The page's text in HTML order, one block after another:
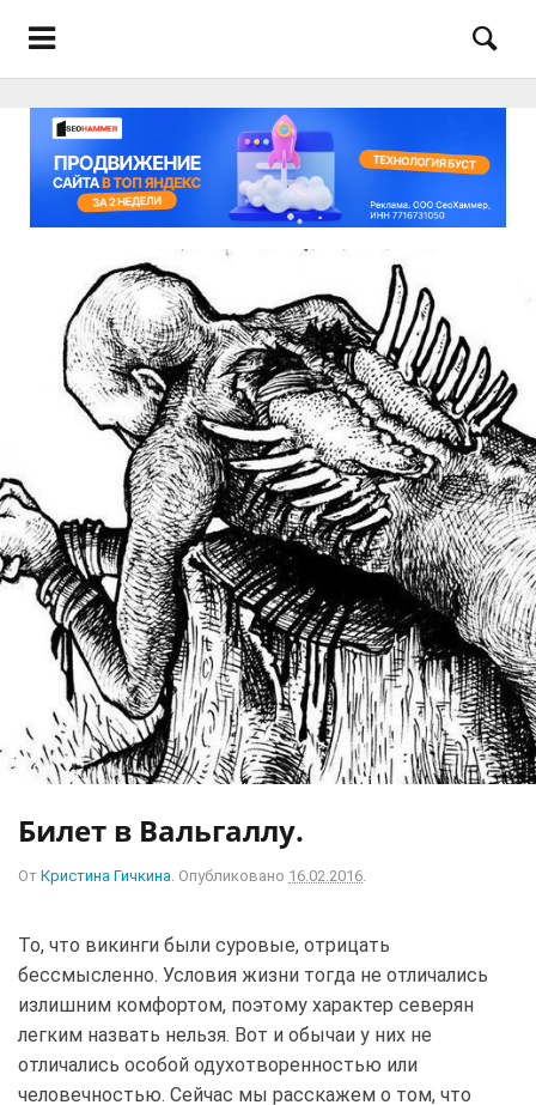
Билет в Вальгаллу.
От Кристина Гичкина Опубликовано 16.02.2016
То, что викинги были суровые, отрицать
бессмысленно. Условия жизни тогда не отличались
излишним комфортом, поэтому характер северян
легким назвать нельзя. Вот и обычаи у них не
отличались особой одухотворенностью или
человечностью. Сейчас мы расскажем о том, что